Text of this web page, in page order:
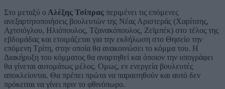
Στο μεταξύ ο Αλέξης Τσίπρας περιμένει τις επόμενες
ανεξαρτητοποιήσεις βουλευτών της Νέας Αριστεράς (Χαρίτσης,
Αχτσιόγλου, Ηλιόπουλος, Τζανακόπουλος, Ζεϊμπέκ) στο τέλος της
εβδομάδας και ετοιμάζεται για την εκδήλωση στο Θησείο την
επόμενη Τρίτη, στην οποία θα ανακοινώσει το κόμμα του. Η
Διακήρυξη του κόμματος θα αναρτηθεί και όποιον την υπογράφει
θα γίνεται αυτομάτως μέλος. Ομως, εν ενεργεία βουλευτές
αποκλείονται. Θα πρέπει πρώτα να παραιτηθούν και αυτό δεν
πρόκειται να γίνει πριν το φθινόπωρο.